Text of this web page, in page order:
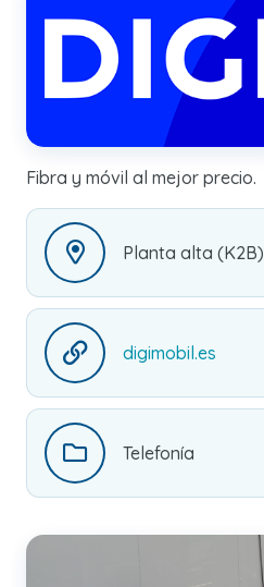
Fibra y móvil al mejor precio.
Planta alta (K2B)
digimobil.es
Telefonía